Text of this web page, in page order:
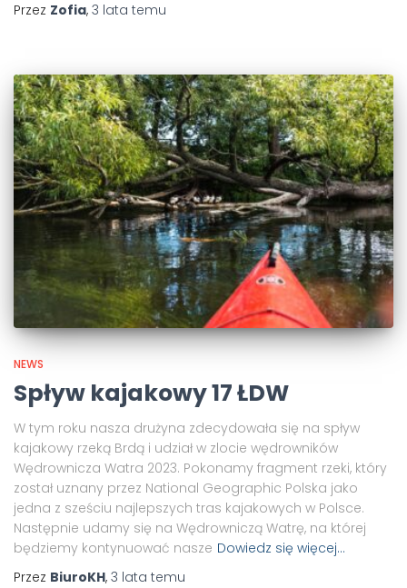
Przez Zofia, 3 lata temu
NEWS
Spływ kajakowy 17 ŁDW
W tym roku nasza drużyna zdecydowała się na spływ
kajakowy rzeką Brdą i udział w zlocie wędrowników
Wędrownicza Watra 2023. Pokonamy fragment rzeki, który
został uznany przez National Geographic Polska jako
jedna z sześciu najlepszych tras kajakowych w Polsce.
Następnie udamy się na Wędrowniczą Watrę, na której
będziemy kontynuować nasze Dowiedz się więcej…
Przez BiuroKH, 3 lata temu